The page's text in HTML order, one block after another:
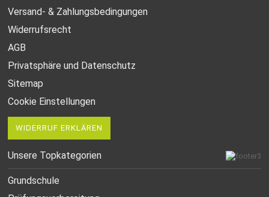
Versand- & Zahlungsbedingungen
Widerrufsrecht
AGB
Privatsphäre und Datenschutz
Sitemap
Cookie Einstellungen
WIDERRUF ERKLÄREN
Unsere Topkategorien
Grundschule